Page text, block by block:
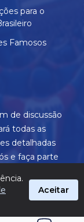
para o
Famosos
de discussão
todas as
detalhadas
e faça parte
Aceitar